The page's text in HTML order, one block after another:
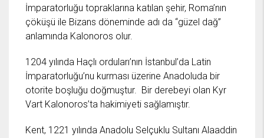
İmparatorluğu topraklarına katılan şehir, Roma’nın
çöküşü ile Bizans döneminde adı da “güzel dağ”
anlamında Kalonoros olur.
1204 yılında Haçlı orduları’nın İstanbul’da Latin
İmparatorluğu’nu kurması üzerine Anadoluda bir
otorite boşluğu doğmuştur. Bir derebeyi olan Kyr
Vart Kalonoros’ta hakimiyeti sağlamıştır.
Kent, 1221 yılında Anadolu Selçuklu Sultanı Alaaddin